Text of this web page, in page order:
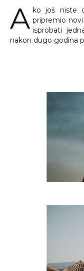
A ko još niste
pripremio
isprobati
nakon dugo godina